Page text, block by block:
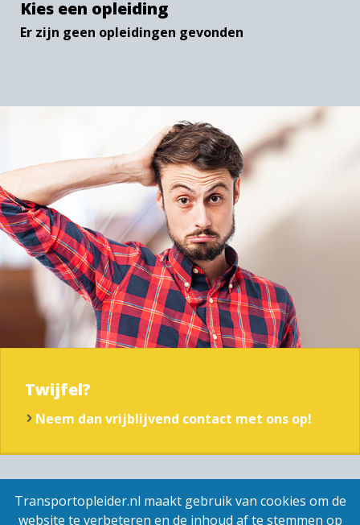
Transportopleider.nl maakt gebruik van cookies om de
website te verbeteren en de inhoud af te stemmen op
Kies een opleiding
Er zijn geen opleidingen gevonden
Twijfel?
Neem dan vrijblijvend contact met ons op!